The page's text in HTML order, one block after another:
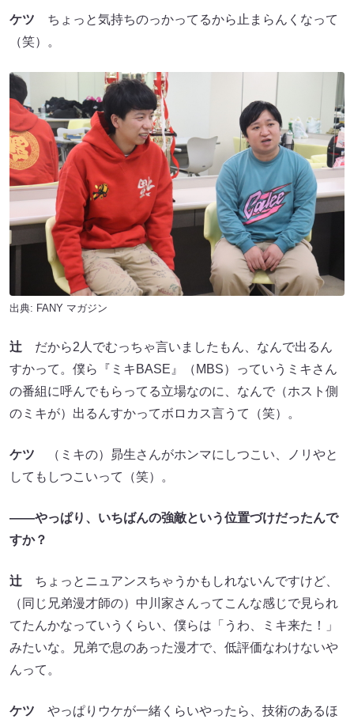
ケツ ちょっと気持ちのっかってるから止まらんくなって
（笑）。
出典: FANY マガジン
辻 だから2人でむっちゃ言いましたもん、なんで出るん
すかって。僕ら『ミキBASE』（MBS）っていうミキさん
の番組に呼んでもらってる立場なのに、なんで（ホスト側
のミキが）出るんすかってボロカス言うて（笑）。
ケツ （ミキの）昴生さんがホンマにしつこい、ノリやと
してもしつこいって（笑）。
――やっぱり、いちばんの強敵という位置づけだったんで
すか？
辻 ちょっとニュアンスちゃうかもしれないんですけど、
（同じ兄弟漫才師の）中川家さんってこんな感じで見られ
てたんかなっていうくらい、僕らは「うわ、ミキ来た！」
みたいな。兄弟で息のあった漫才で、低評価なわけないや
んって。
ケツ やっぱりウケが一緒くらいやったら、技術のあるほ